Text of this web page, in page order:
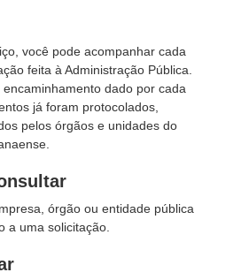
você pode acompanhar cada
feita à Administração Pública.
dado por cada
já foram protocolados,
pelos órgãos e unidades do
órgão ou entidade pública
a uma solicitação.